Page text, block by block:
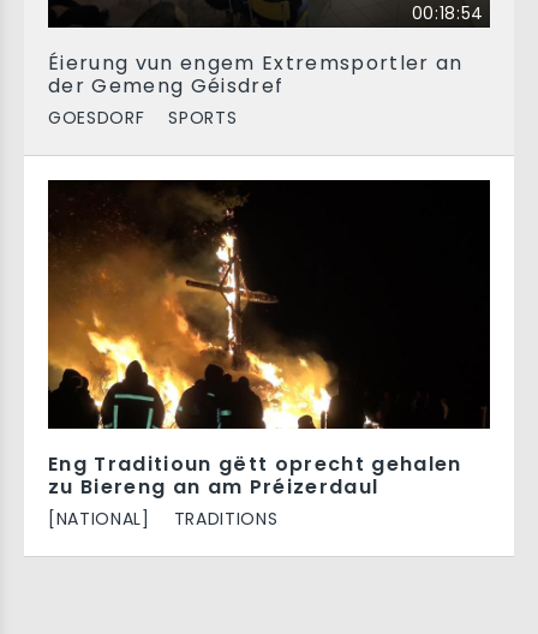
00:18:54
Éierung vun engem Extremsportler an
der Gemeng Géisdref
GOESDORF SPORTS
Eng Traditioun gëtt oprecht gehalen
zu Biereng an am Préizerdaul
[NATIONAL] TRADITIONS